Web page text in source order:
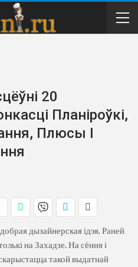
20
Планіроўкі,
Плюсы І
дызайнерская ідэя. Раней
на Захадзе. На сёння і
такой выдатнай